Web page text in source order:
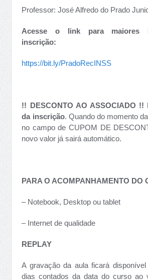
Professor: José Alfredo do Prado
Acesse o link para maiores
inscrição:
https://bit.ly/PradoRecINSS
!! DESCONTO AO ASSOCIADO !!
da inscrição. Quando do momento
no campo de CUPOM DE
novo valor já sairá automático.
PARA O ACOMPANHAMENTO DO
– Notebook, Desktop ou tablet
– Internet de qualidade
REPLAY
A gravação da aula ficará
dias contados da data do curso ao